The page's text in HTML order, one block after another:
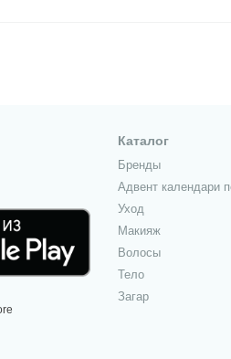
Каталог
Бренды
Адвент календари
Уход
Макияж
Волосы
Тело
Загар